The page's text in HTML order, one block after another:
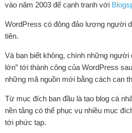
vào năm 2003 để cạnh tranh với
WordPress có đông đảo lượng người
tiên.
Và bạn biết không, chính những người
lớn” tới thành công của WordPress
những mã nguồn mới bằng cách can
Từ mục đích ban đầu là tạo blog cá
nền tảng có thể phục vụ nhiều mục
tới phức tạp.